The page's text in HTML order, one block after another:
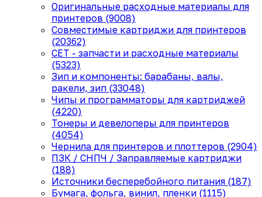
Оригинальные расходные материалы для
принтеров (9008)
Совместимые картриджи для принтеров
(20362)
CET - запчасти и расходные материалы
(5323)
Зип и компоненты: барабаны, валы,
ракели, зип (33048)
Чипы и программаторы для картриджей
(4220)
Тонеры и девелоперы для принтеров
(4054)
Чернила для принтеров и плоттеров (2904)
ПЗК / СНПЧ / Заправляемые картриджи
(188)
Источники бесперебойного питания (187)
Бумага, фольга, винил, пленки (1115)